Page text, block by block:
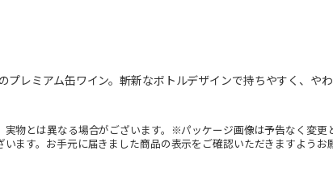
プレミアム缶ワイン。斬新なボトルデザインで持ちやすく、
物とは異なる場合がございます。※パッケージ画像は予告なく変
います。お手元に届きました商品の表示をご確認いただきますようお